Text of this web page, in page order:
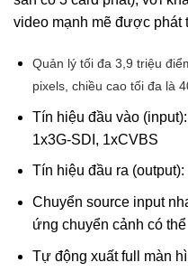
video mạnh mẽ được phát
Quản lý tối đa 3,9 triệu
pixels, chiều cao tối đa là
Tín hiệu đầu vào
1x3G-SDI, 1xCVBS
Tín hiệu đầu ra
Chuyển source input
ứng chuyển cảnh có
Tự động xuất full màn